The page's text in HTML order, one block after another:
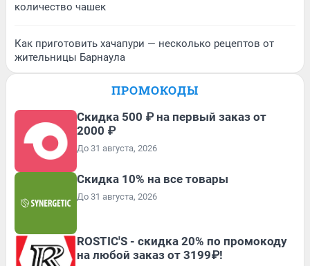
количество чашек
Как приготовить хачапури — несколько рецептов от
жительницы Барнаула
ПРОМОКОДЫ
Скидка 500 ₽ на первый заказ от
2000 ₽
До 31 августа, 2026
Скидка 10% на все товары
До 31 августа, 2026
ROSTIC'S - скидка 20% по промокоду
на любой заказ от 3199₽!